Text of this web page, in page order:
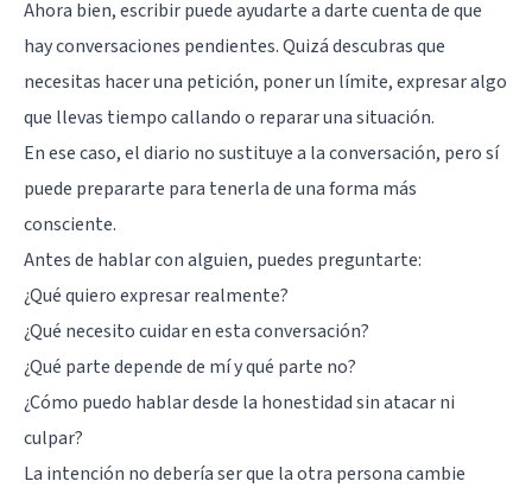
Ahora bien, escribir puede ayudarte a darte cuenta de que
hay conversaciones pendientes. Quizá descubras que
necesitas hacer una petición, poner un límite, expresar algo
que llevas tiempo callando o reparar una situación.
En ese caso, el diario no sustituye a la conversación, pero sí
puede prepararte para tenerla de una forma más
consciente.
Antes de hablar con alguien, puedes preguntarte:
¿Qué quiero expresar realmente?
¿Qué necesito cuidar en esta conversación?
¿Qué parte depende de mí y qué parte no?
¿Cómo puedo hablar desde la honestidad sin atacar ni
culpar?
La intención no debería ser que la otra persona cambie